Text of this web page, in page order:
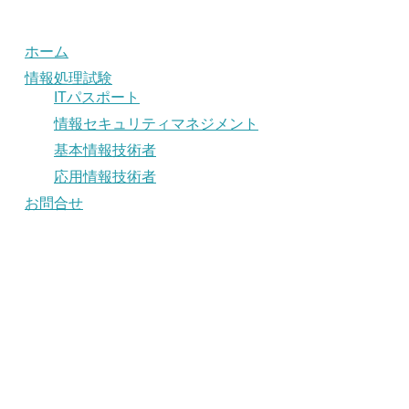
ホーム
情報処理試験
ITパスポート
情報セキュリティマネジメント
基本情報技術者
応用情報技術者
お問合せ